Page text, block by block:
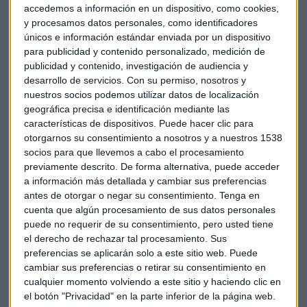
accedemos a información en un dispositivo, como cookies,
y procesamos datos personales, como identificadores
únicos e información estándar enviada por un dispositivo
para publicidad y contenido personalizado, medición de
publicidad y contenido, investigación de audiencia y
desarrollo de servicios. Con su permiso, nosotros y
nuestros socios podemos utilizar datos de localización
geográfica precisa e identificación mediante las
características de dispositivos. Puede hacer clic para
otorgarnos su consentimiento a nosotros y a nuestros 1538
socios para que llevemos a cabo el procesamiento
previamente descrito. De forma alternativa, puede acceder
a información más detallada y cambiar sus preferencias
antes de otorgar o negar su consentimiento. Tenga en
cuenta que algún procesamiento de sus datos personales
puede no requerir de su consentimiento, pero usted tiene
el derecho de rechazar tal procesamiento. Sus
preferencias se aplicarán solo a este sitio web. Puede
cambiar sus preferencias o retirar su consentimiento en
cualquier momento volviendo a este sitio y haciendo clic en
el botón "Privacidad" en la parte inferior de la página web.
un aumento del 0,2 % interanual.
Las viviendas unifamiliares aumentaron el 5,8 % su precio
promedio, más que los pisos, cuyo precio cae el 1 %.
La cantidad de nuevos préstamos hipotecarios en junio fue
de 34.784, una ligera bajada del 0,7 % interanual. La cuantía
media de los préstamos fue de 182.713 euros, con un
incremento del 7,5 % respecto a junio del año anterior.
Los préstamos hipotecarios destinados a la adquisición de
un inmueble se incrementan en junio el 2 % interanual y
hubo 26.535 préstamos de este tipo.
El porcentaje de compras de viviendas financiadas
mediante un préstamo hipotecario se situó en el 45,7 % y la